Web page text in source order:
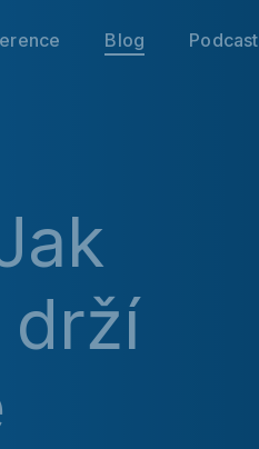
Blog Podcast
drží